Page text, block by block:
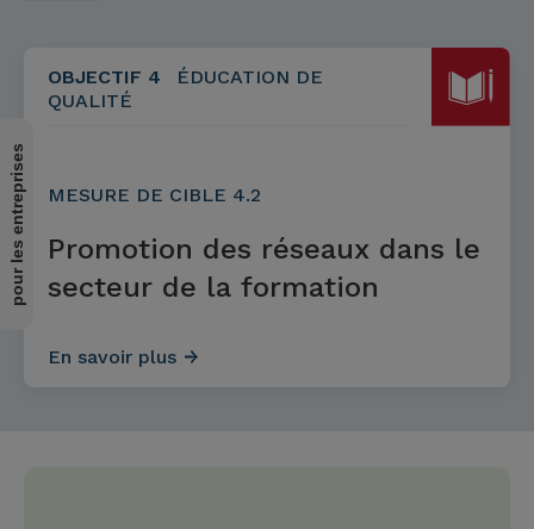
OBJECTIF 4
ÉDUCATION DE
QUALITÉ
MESURE DE CIBLE 4.2
Promotion des réseaux dans le
secteur de la formation
En savoir plus
pour les entreprises